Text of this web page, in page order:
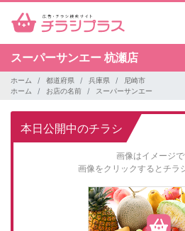
スーパーサンエー 杭瀬店
ホーム 都道府県 兵庫県
尼崎市
ホーム
お店の名前 スーパーサンエー
本日公開中のチラシ
画像はイメージで
画像をクリックするとチラ